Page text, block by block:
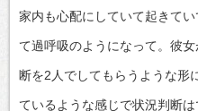
家内も心配にしていて起きて
て過呼吸のようになって。彼
断を2人でしてもらうような形
ているような感じで状況判断は